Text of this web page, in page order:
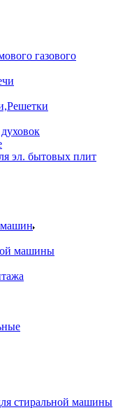
газового
эл. бытовых плит
машин
машины
стиральной машины